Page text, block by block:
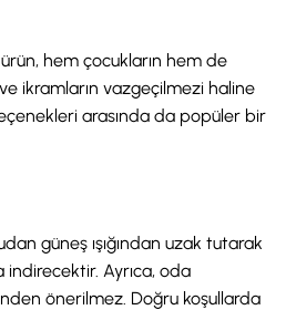
hem çocukların hem de
ikramların vazgeçilmezi haline
arasında da popüler bir
güneş ışığından uzak tutarak
Ayrıca, oda
önerilmez. Doğru koşullarda